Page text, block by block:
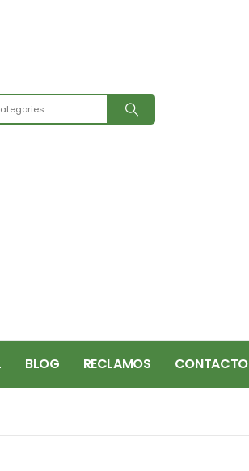
BLOG RECLAMOS CONTACTO